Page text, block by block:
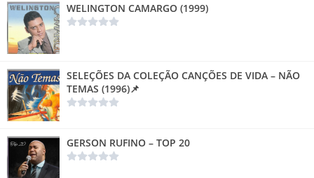
WELINGTON CAMARGO (1999)
SELEÇÕES DA COLEÇÃO CANÇÕES DE VIDA – NÃO
TEMAS (1996)📌
GERSON RUFINO – TOP 20